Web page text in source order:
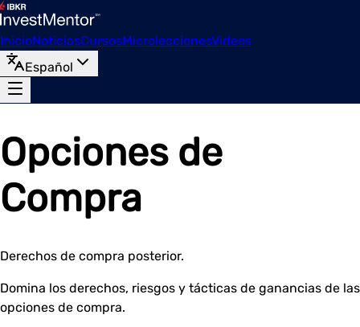
InicioNoticiasCursosMicroleccionesVideos
Español
Opciones de
Compra
Derechos de compra posterior.
Domina los derechos, riesgos y tácticas de ganancias de las
opciones de compra.